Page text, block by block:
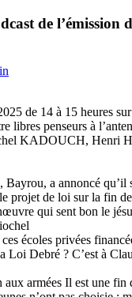
de l’émission
de 14 à 15 heures
libres penseurs à
KADOUCH, Henri
Bayrou, a annoncé qu’il
projet de loi sur la fin
qui sent bon le
écoles privées
Loi Debré ? C’est à
armées Il est une fin